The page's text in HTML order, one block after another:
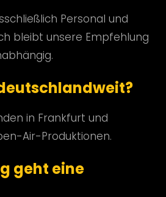
Personal und
bleibt unsere Empfehlung
in Frankfurt und
Air-Produktionen.
geht eine